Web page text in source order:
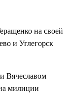
на своей
и Углегорск
Вячеславом
милиции